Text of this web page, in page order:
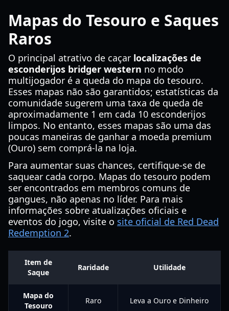
Mapas do Tesouro e Saques
Raros
O principal atrativo de caçar localizações de
esconderijos bridger western no modo
multijogador é a queda do mapa do tesouro.
Esses mapas não são garantidos; estatísticas da
comunidade sugerem uma taxa de queda de
aproximadamente 1 em cada 10 esconderijos
limpos. No entanto, esses mapas são uma das
poucas maneiras de ganhar a moeda premium
(Ouro) sem comprá-la na loja.
Para aumentar suas chances, certifique-se de
saquear cada corpo. Mapas do tesouro podem
ser encontrados em membros comuns de
gangues, não apenas no líder. Para mais
informações sobre atualizações oficiais e
eventos do jogo, visite o site oficial de Red Dead
Redemption 2.
Item de
Saque
Raridade Utilidade
Mapa do
Tesouro
Raro Leva a Ouro e Dinheiro